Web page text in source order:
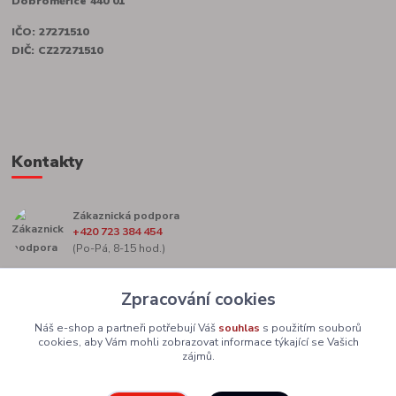
IČO: 27271510
DIČ: CZ27271510
Kontakty
Zákaznická podpora
+420 723 384 454
(Po-Pá, 8-15 hod.)
Zpracování cookies
Náš e-shop a partneři potřebují Váš souhlas s použitím souborů
cookies, aby Vám mohli zobrazovat informace týkající se Vašich
zájmů.